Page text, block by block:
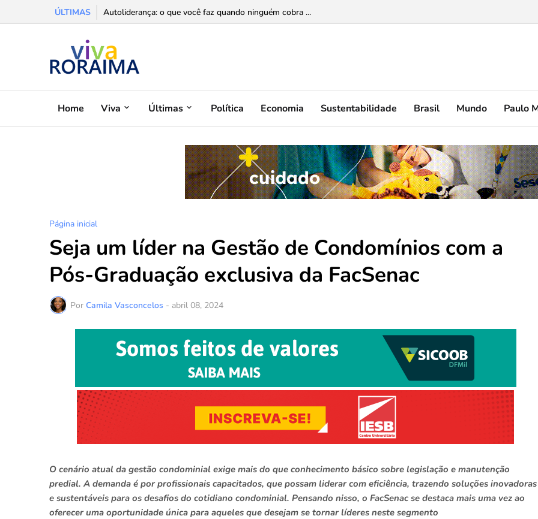
ÚLTIMAS Autoliderança: o que você faz quando ninguém cobra ...
A sala escura e o ritual da presença: por que a infância precisa do cinema como destino ...
Home Viva Últimas Política Economia Sustentabilidade Brasil Mundo Paulo
Página inicial
Seja um líder na Gestão de Condomínios com a
Pós-Graduação exclusiva da FacSenac
Por Camila Vasconcelos - abril 08, 2024
O cenário atual da gestão condominial exige mais do que conhecimento básico sobre legislação e manutenção
predial. A demanda é por profissionais capacitados, que possam liderar com eficiência, trazendo soluções inovadoras
e sustentáveis para os desafios do cotidiano condominial. Pensando nisso, o FacSenac se destaca mais uma vez ao
oferecer uma oportunidade única para aqueles que desejam se tornar líderes neste segmento